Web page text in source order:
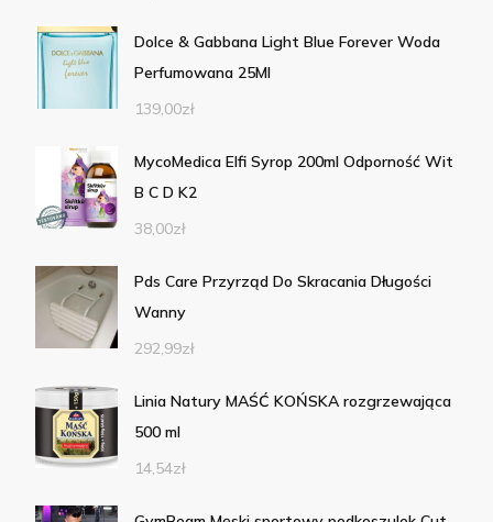
Dolce & Gabbana Light Blue Forever Woda
Perfumowana 25Ml
139,00zł
MycoMedica Elfi Syrop 200ml Odporność Wit
B C D K2
38,00zł
Pds Care Przyrząd Do Skracania Długości
Wanny
292,99zł
Linia Natury MAŚĆ KOŃSKA rozgrzewająca
500 ml
14,54zł